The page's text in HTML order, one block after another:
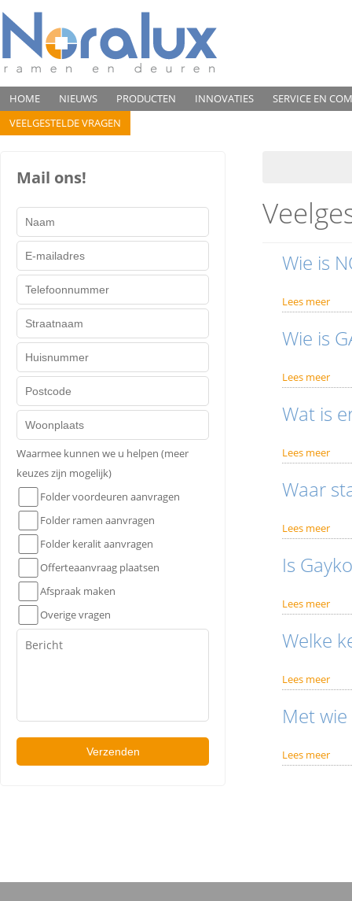
HOME NIEUWS PRODUCTEN INNOVATIES
SERVICE EN
VEELGESTELDE VRAGEN
Mail ons!
Waarmee kunnen we u helpen (meer
keuzes zijn mogelijk)
Folder voordeuren aanvragen
Folder ramen aanvragen
Folder keralit aanvragen
Offerteaanvraag plaatsen
Afspraak maken
Overige vragen
Wie is
Lees meer
Wie is
Lees meer
Wat is
Lees meer
Waar
Lees meer
Is
Lees meer
Welke
Lees meer
Met
Lees meer